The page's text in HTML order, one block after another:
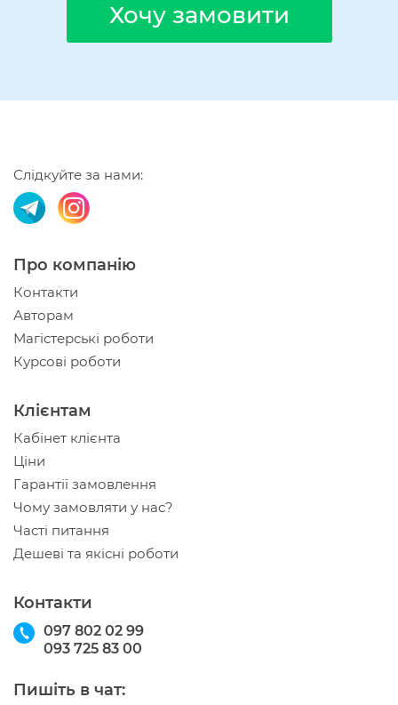
Хочу замовити
Слідкуйте за нами:
Про компанію
Контакти
Авторам
Магістерські роботи
Курсові роботи
Клієнтам
Кабінет клієнта
Ціни
Гарантії замовлення
Чому замовляти у нас?
Часті питання
Дешеві та якісні роботи
Контакти
097 802 02 99
093 725 83 00
Пишіть в чат: